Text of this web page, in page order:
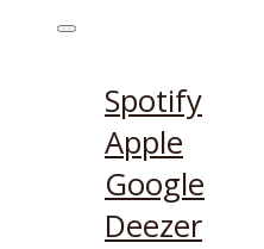
Spotify
Apple
Google
Deezer